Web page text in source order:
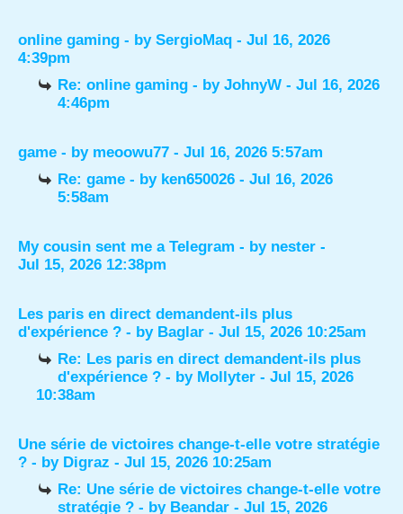
online gaming - by SergioMaq - Jul 16, 2026
4:39pm
Re: online gaming - byJohnyW - Jul 16, 2026
4:46pm
game - by meoowu77 - Jul 16, 2026 5:57am
Re: game - by ken650026 - Jul 16, 2026
5:58am
My cousin sent me a Telegram - by nester -
Jul 15, 2026 12:38pm
Les paris en direct demandent-ils plus
d'expérience ? - by Baglar - Jul 15, 2026 10:25am
Re: Les paris en direct demandent-ils plus
d'expérience ? - by Mollyter - Jul 15, 2026
10:38am
Une série de victoires change-t-elle votre stratégie
? - by Digraz - Jul 15, 2026 10:25am
Re: Une série de victoires change-t-elle votre
stratégie ? - by Beandar - Jul 15, 2026